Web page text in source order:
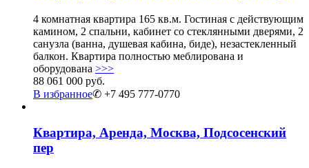
4 комнатная квартира 165 кв.м. Гостиная с действующим
камином, 2 спальни, кабинет со стеклянными дверями, 2
санузла (ванна, душевая кабина, биде), незастекленный
балкон. Квартира полностью меблирована и
оборудована >>>
88 061 000 руб.
В избранное✆ +7 495 777-0770
Квартира, Аренда, Москва, Подсосенский
пер